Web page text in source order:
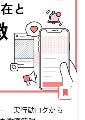
｜実行動ログから